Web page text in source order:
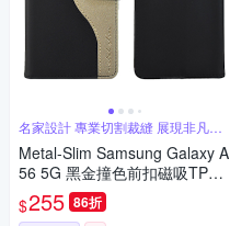
名家設計 專業切割裁縫 展現非凡品
味
Metal-Slim Samsung Galaxy A
56 5G 黑金撞色前扣磁吸TPU
皮套
$255 86折